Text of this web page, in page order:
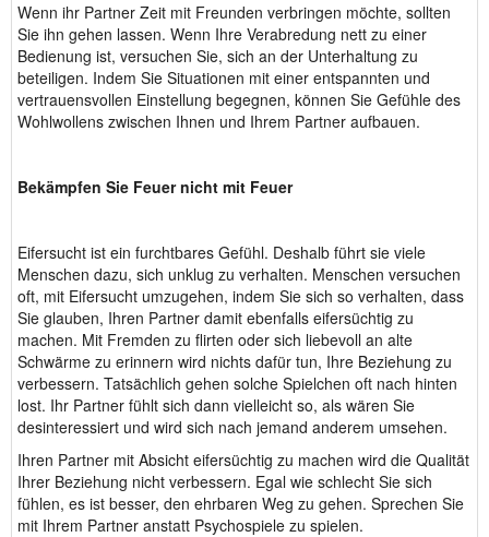
Wenn ihr Partner Zeit mit Freunden verbringen möchte, sollten
Sie ihn gehen lassen. Wenn Ihre Verabredung nett zu einer
Bedienung ist, versuchen Sie, sich an der Unterhaltung zu
beteiligen. Indem Sie Situationen mit einer entspannten und
vertrauensvollen Einstellung begegnen, können Sie Gefühle des
Wohlwollens zwischen Ihnen und Ihrem Partner aufbauen.
Bekämpfen Sie Feuer nicht mit Feuer
Eifersucht ist ein furchtbares Gefühl. Deshalb führt sie viele
Menschen dazu, sich unklug zu verhalten. Menschen versuchen
oft, mit Eifersucht umzugehen, indem Sie sich so verhalten, dass
Sie glauben, Ihren Partner damit ebenfalls eifersüchtig zu
machen. Mit Fremden zu flirten oder sich liebevoll an alte
Schwärme zu erinnern wird nichts dafür tun, Ihre Beziehung zu
verbessern. Tatsächlich gehen solche Spielchen oft nach hinten
lost. Ihr Partner fühlt sich dann vielleicht so, als wären Sie
desinteressiert und wird sich nach jemand anderem umsehen.
Ihren Partner mit Absicht eifersüchtig zu machen wird die Qualität
Ihrer Beziehung nicht verbessern. Egal wie schlecht Sie sich
fühlen, es ist besser, den ehrbaren Weg zu gehen. Sprechen Sie
mit Ihrem Partner anstatt Psychospiele zu spielen.